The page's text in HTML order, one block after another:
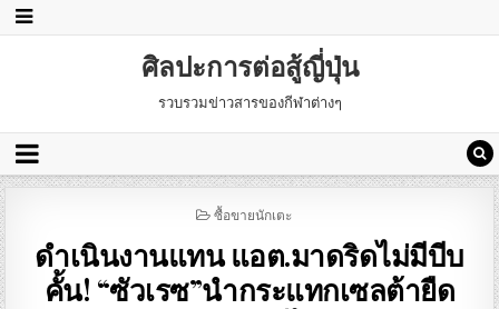
ศิลปะการต่อสู้ญี่ปุ่น
รวบรวมข่าวสารของกีฬาต่างๆ
POSTED
ซื้อขายนักเตะ
ดำเนินงานแทน แอต.มาดริดไม่มีบีบ
คั้น! “ซัวเรซ”นำกระแทกเซลต้ายืด